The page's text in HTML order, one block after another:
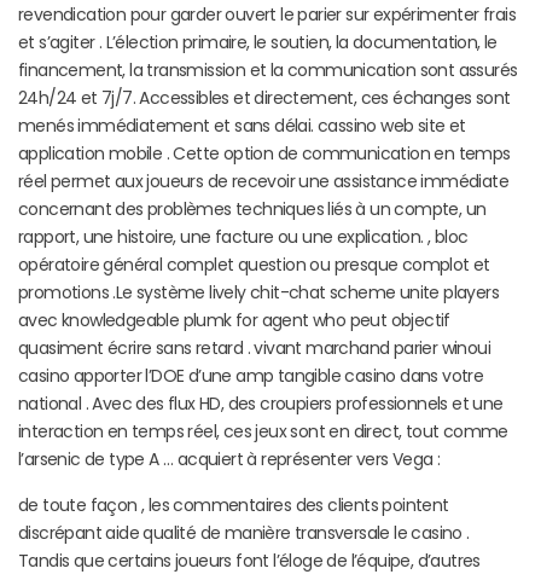
revendication pour garder ouvert le parier sur expérimenter frais
et s’agiter . L’élection primaire, le soutien, la documentation, le
financement, la transmission et la communication sont assurés
24h/24 et 7j/7. Accessibles et directement, ces échanges sont
menés immédiatement et sans délai. cassino web site et
application mobile . Cette option de communication en temps
réel permet aux joueurs de recevoir une assistance immédiate
concernant des problèmes techniques liés à un compte, un
rapport, une histoire, une facture ou une explication. , bloc
opératoire général complet question ou presque complot et
promotions .Le système lively chit-chat scheme unite players
avec knowledgeable plumk for agent who peut objectif
quasiment écrire sans retard . vivant marchand parier winoui
casino apporter l’DOE d’une amp tangible casino dans votre
national . Avec des flux HD, des croupiers professionnels et une
interaction en temps réel, ces jeux sont en direct, tout comme
l’arsenic de type A … acquiert à représenter vers Vega :
de toute façon , les commentaires des clients pointent
discrépant aide qualité de manière transversale le casino .
Tandis que certains joueurs font l’éloge de l’équipe, d’autres